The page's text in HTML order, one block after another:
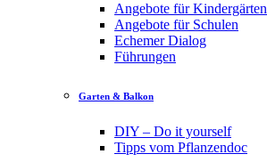
Angebote für Kindergärten
Angebote für Schulen
Echemer Dialog
Führungen
Garten & Balkon
DIY – Do it yourself
Tipps vom Pflanzendoc